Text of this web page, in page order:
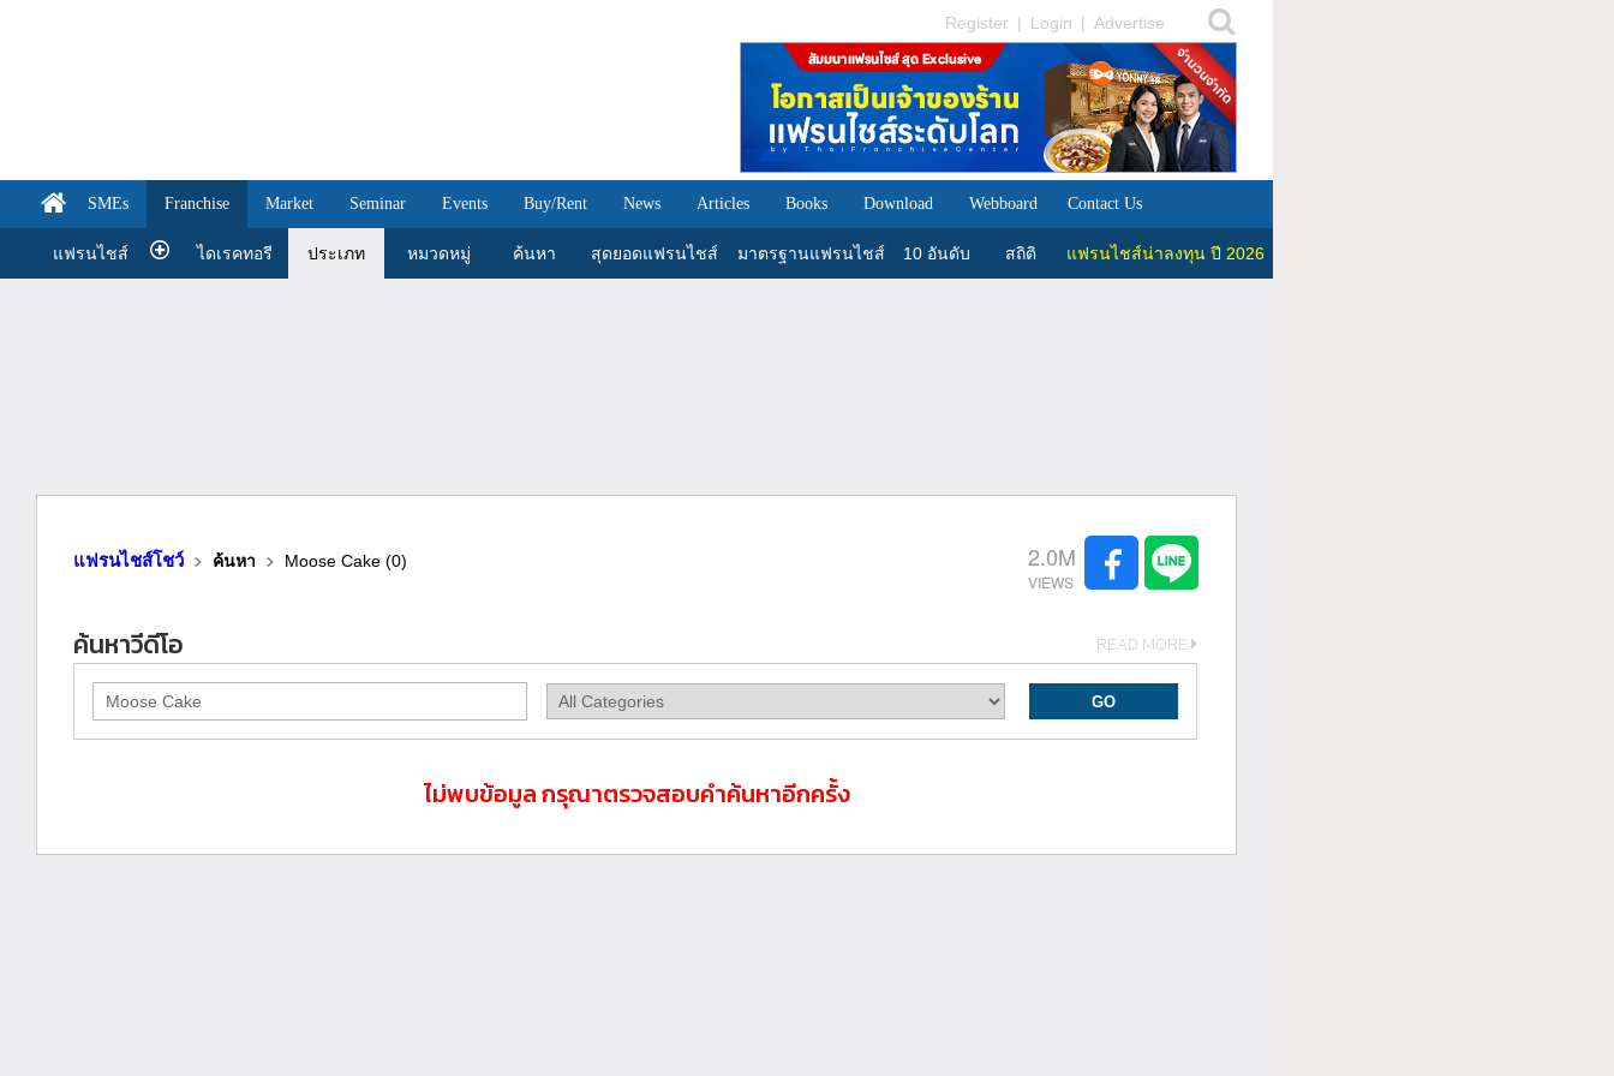
Register | Login | Advertise
SMEs Franchise Market Seminar Events Buy/Rent News Articles Books Download Webboard Contact Us
แฟรนไชส์ ไดเรคทอรี ประเภท หมวดหมู่ ค้นหา สุดยอดแฟรนไชส์ มาตรฐานแฟรนไชส์ 10 อันดับ สถิติ แฟรนไชส์น่าลงทุน ปี 2026
แฟรนไชส์โชว์ ค้นหา Moose Cake (0) 2.0M
ค้นหาวีดีโอ READ MORE
ไม่พบข้อมูล กรุณาตรวจสอบคำค้นหาอีกครั้ง